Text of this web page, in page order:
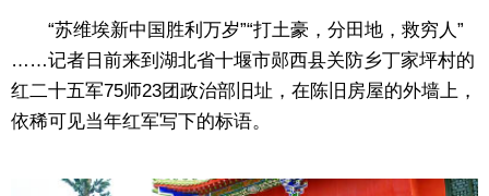
“苏维埃新中国胜利万岁”“打土豪，分田地，救穷人”
……记者日前来到湖北省十堰市郧西县关防乡丁家坪村的
红二十五军75师23团政治部旧址，在陈旧房屋的外墙上，
依稀可见当年红军写下的标语。